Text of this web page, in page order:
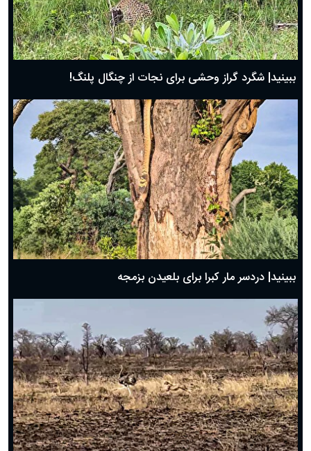
بهترین پیامک تبریک روز پدر ۱۴۰۴؛ جملات زیبا و صمیمانه
روز پدر ۱۴۰۴ چه روزی است؟
ببینید| جدال دیدنی و نفس گیر مرغ دبیر با شغال
ببینید| شگرد گراز وحشی برای نجات از چنگال پلنگ!
ببینید| دردسر مار کبرا برای بلعیدن بزمجه